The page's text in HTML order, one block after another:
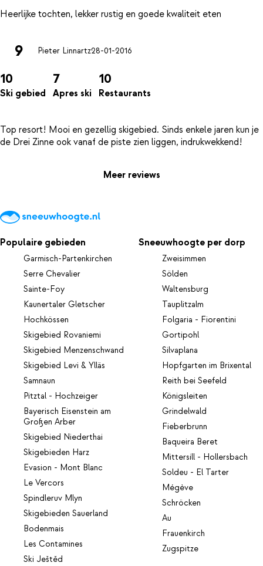
9 Pieter Linnartz28-01-2016
10
Ski gebied
7
Apres ski
10
Restaurants
Top resort! Mooi en gezellig skigebied. Sinds enkele jaren kun je
Meer reviews
Populaire gebieden
Garmisch-Partenkirchen
Serre Chevalier
Sainte-Foy
Kaunertaler Gletscher
Hochkössen
Skigebied Rovaniemi
Skigebied Menzenschwand
Skigebied Levi & Ylläs
Samnaun
Pitztal - Hochzeiger
Bayerisch Eisenstein am
Großen Arber
Skigebied Niederthai
Skigebieden Harz
Evasion - Mont Blanc
Le Vercors
Spindleruv Mlyn
Skigebieden Sauerland
Bodenmais
Les Contamines
Ski Ještěd
Sneeuwhoogte per dorp
Zweisimmen
Sölden
Waltensburg
Tauplitzalm
Folgaria - Fiorentini
Gortipohl
Silvaplana
Hopfgarten im Brixental
Reith bei Seefeld
Königsleiten
Grindelwald
Fieberbrunn
Baqueira Beret
Mittersill - Hollersbach
Soldeu - El Tarter
Mégève
Schröcken
Au
Frauenkirch
Zugspitze